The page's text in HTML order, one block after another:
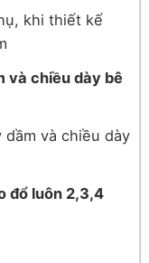
khi thiết kế
và chiều dày bê
và chiều dày
đổ luôn 2,3,4